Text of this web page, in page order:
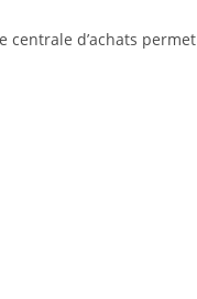
centrale d’achats